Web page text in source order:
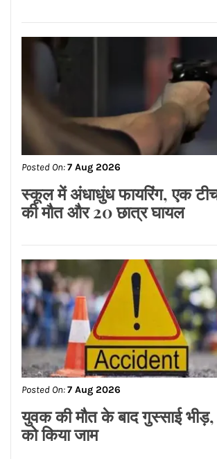
Posted On:7 Aug 2026
मेटा पर लगा 5,000 करोड़ का
Posted On:7 Aug 2026
मशहूर ब्रांड्स समेत देश के मशहूर
ब्रांड्स वेरिएंट पर कार्रवाई